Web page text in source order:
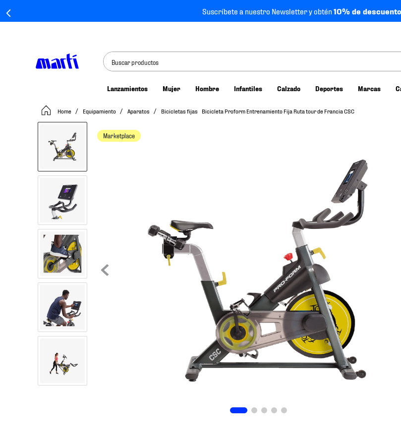
Suscríbete a nuestro Newsletter y obtén10% de
Buscar productos
Lanzamientos Mujer Hombre Infantiles Calzado Deportes Marcas
Equipamiento Aparatos Bicicletas fijas Bicicleta Proform Entrenamiento Fija Ruta tour de Francia CSC
Marketplace
tenis mujer
tenis niño
tenis nike